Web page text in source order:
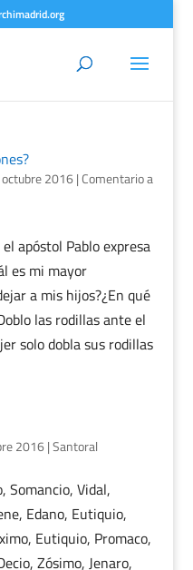
2016|Comentario a
apóstol Pablo expresa
es mi mayor
a mis hijos?¿En qué
las rodillas ante el
solo dobla sus rodillas
2016|Santoral
Somancio, Vidal,
Edano, Eutiquio,
Eutiquio, Promaco,
Zósimo, Jenaro,